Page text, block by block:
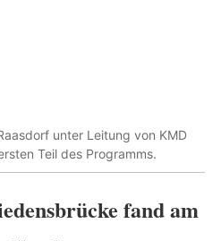
unter Leitung von KMD
Teil des Programms.
fand am